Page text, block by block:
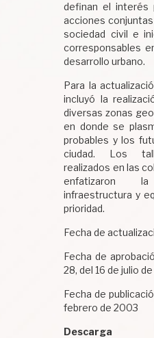
definan el interés
acciones
sociedad civil e
corresponsables
desarrollo urbano.
Para la
incluyó la
diversas zonas
en donde se
probables y los
ciudad. Los
realizados en las
enfatizaron
infraestructura y
prioridad.
Fecha de
Fecha de
28, del 16 de julio
Fecha de
febrero de 2003
Descarga